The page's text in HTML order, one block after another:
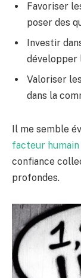
Favoriser
poser des
Investir
développer
Valoriser
dans la
Il me semble
facteur humain
confiance
profondes.